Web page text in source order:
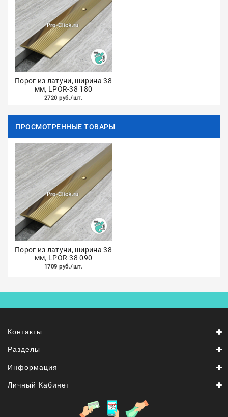
Порог из латуни, ширина 38
мм, LPOR-38 180
2720 руб./шт.
ПРОСМОТРЕННЫЕ ТОВАРЫ
Порог из латуни, ширина 38
мм, LPOR-38 090
1709 руб./шт.
Контакты
Разделы
Информация
Личный Кабинет